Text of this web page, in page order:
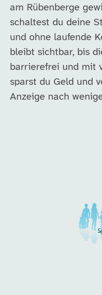
am Rübenberge
schaltest du deine
und ohne laufende
bleibt sichtbar, bis
barrierefrei und mit
sparst du Geld und
Anzeige nach
Unsere